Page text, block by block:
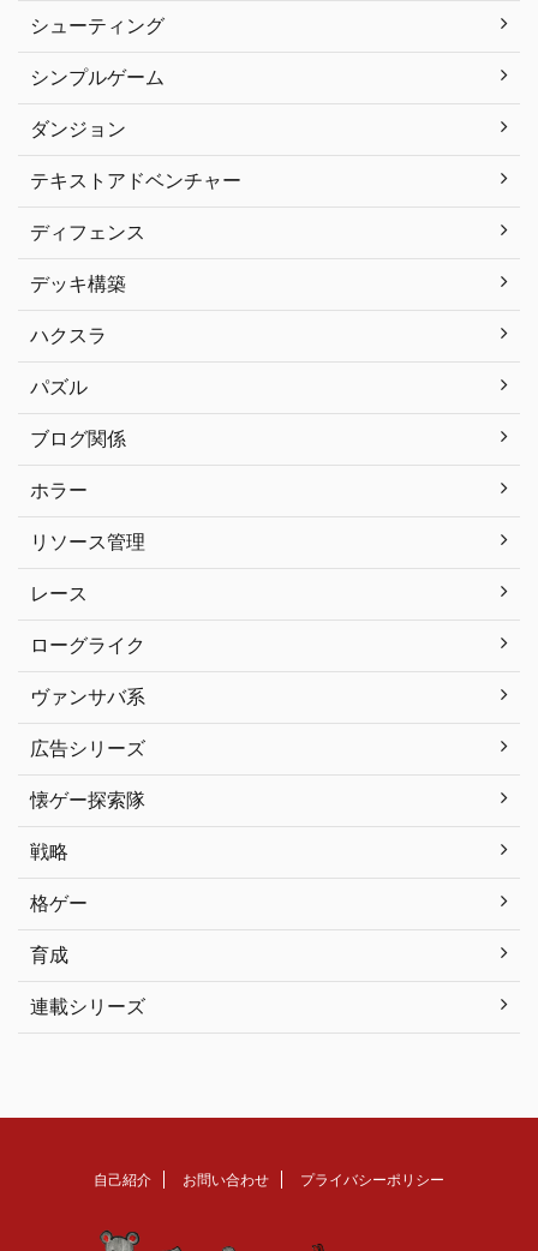
シューティング
シンプルゲーム
ダンジョン
テキストアドベンチャー
ディフェンス
デッキ構築
ハクスラ
パズル
ブログ関係
ホラー
リソース管理
レース
ローグライク
ヴァンサバ系
広告シリーズ
懐ゲー探索隊
戦略
格ゲー
育成
連載シリーズ
自己紹介 お問い合わせ プライバシーポリシー